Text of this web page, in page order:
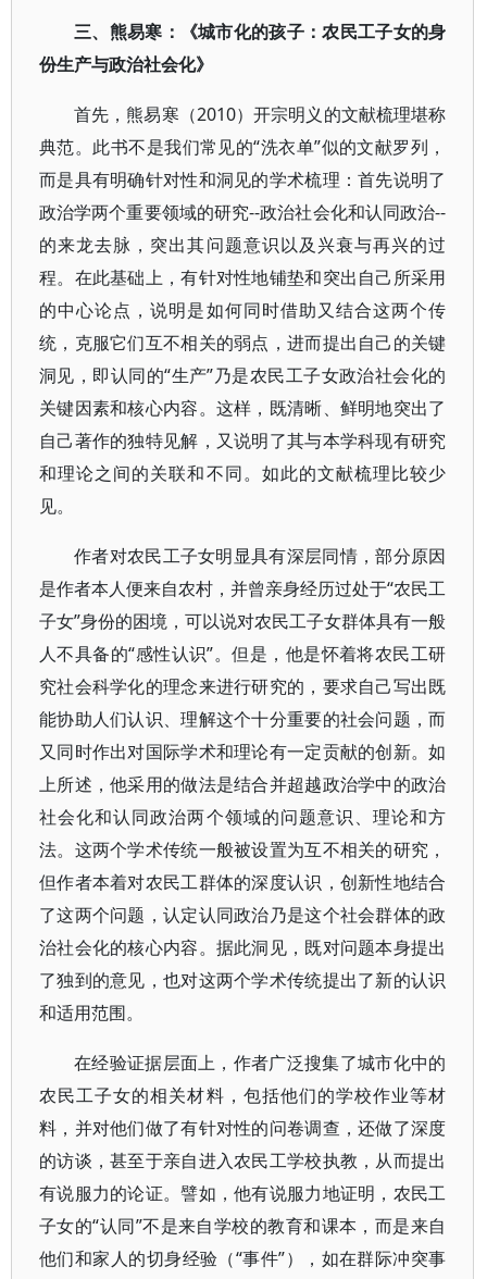
三、熊易寒：《城市化的孩子：农民工子女的身
份生产与政治社会化》
首先，熊易寒（2010）开宗明义的文献梳理堪称
典范。此书不是我们常见的“洗衣单”似的文献罗列，
而是具有明确针对性和洞见的学术梳理：首先说明了
政治学两个重要领域的研究--政治社会化和认同政治--
的来龙去脉，突出其问题意识以及兴衰与再兴的过
程。在此基础上，有针对性地铺垫和突出自己所采用
的中心论点，说明是如何同时借助又结合这两个传
统，克服它们互不相关的弱点，进而提出自己的关键
洞见，即认同的“生产”乃是农民工子女政治社会化的
关键因素和核心内容。这样，既清晰、鲜明地突出了
自己著作的独特见解，又说明了其与本学科现有研究
和理论之间的关联和不同。如此的文献梳理比较少
见。
作者对农民工子女明显具有深层同情，部分原因
是作者本人便来自农村，并曾亲身经历过处于“农民工
子女”身份的困境，可以说对农民工子女群体具有一般
人不具备的“感性认识”。但是，他是怀着将农民工研
究社会科学化的理念来进行研究的，要求自己写出既
能协助人们认识、理解这个十分重要的社会问题，而
又同时作出对国际学术和理论有一定贡献的创新。如
上所述，他采用的做法是结合并超越政治学中的政治
社会化和认同政治两个领域的问题意识、理论和方
法。这两个学术传统一般被设置为互不相关的研究，
但作者本着对农民工群体的深度认识，创新性地结合
了这两个问题，认定认同政治乃是这个社会群体的政
治社会化的核心内容。据此洞见，既对问题本身提出
了独到的意见，也对这两个学术传统提出了新的认识
和适用范围。
在经验证据层面上，作者广泛搜集了城市化中的
农民工子女的相关材料，包括他们的学校作业等材
料，并对他们做了有针对性的问卷调查，还做了深度
的访谈，甚至于亲自进入农民工学校执教，从而提出
有说服力的论证。譬如，他有说服力地证明，农民工
子女的“认同”不是来自学校的教育和课本，而是来自
他们和家人的切身经验（“事件”），如在群际冲突事